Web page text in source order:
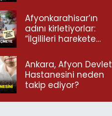
Afyonkarahisar’ın
adını kirletiyorlar:
“İlgilileri harekete
ediyoruz”
Ankara, Afyon Devlet
Hastanesini neden
takip ediyor?